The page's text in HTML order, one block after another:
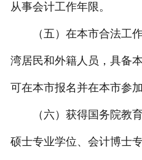
从事会计工作年限。
（五）在本市合法工作
湾居民和外籍人员，具备
可在本市报名并在本市参加
（六）获得国务院教育
硕士专业学位、会计博士